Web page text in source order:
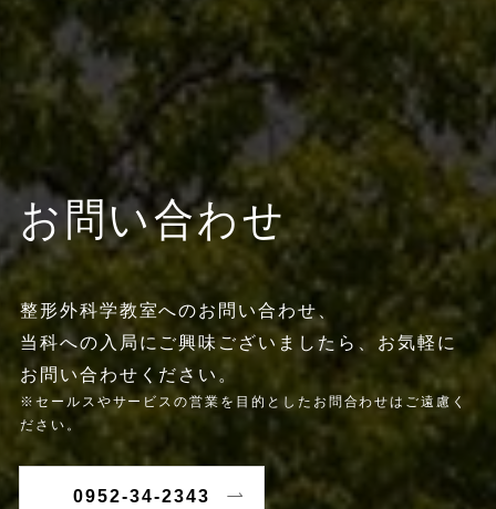
お問い合わせ
整形外科学教室へのお問い合わせ、
当科への入局にご興味ございましたら、お気軽に
お問い合わせください。
※セールスやサービスの営業を目的としたお問合わせはご遠慮く
ださい。
0952-34-2343